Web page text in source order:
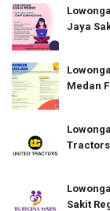
Jaya
Medan
Sakit